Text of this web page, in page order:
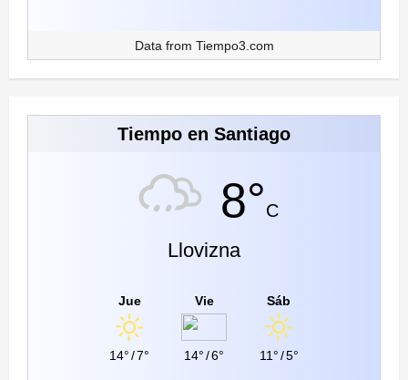
Data from Tiempo3.com
Tiempo en Santiago
8°C
Llovizna
Jue
14°/7°
Vie
14°/6°
Sáb
11°/5°